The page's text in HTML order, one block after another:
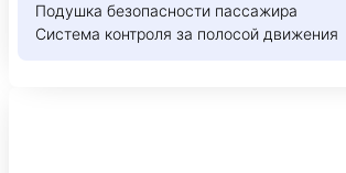
Подушка безопасности пассажира
Система контроля за полосой движения